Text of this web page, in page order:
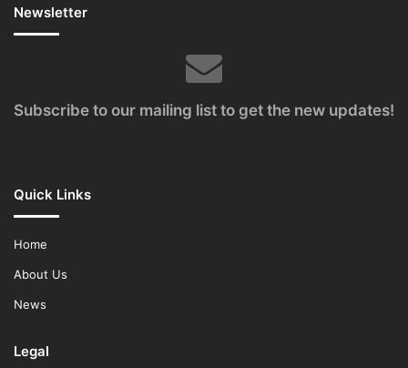
Newsletter
Subscribe to our mailing list to get the new updates!
Quick Links
Home
About Us
News
Legal